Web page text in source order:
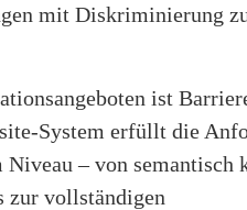
mit Diskriminierung
ist
System erfüllt die
– von semantisch
zur vollständigen